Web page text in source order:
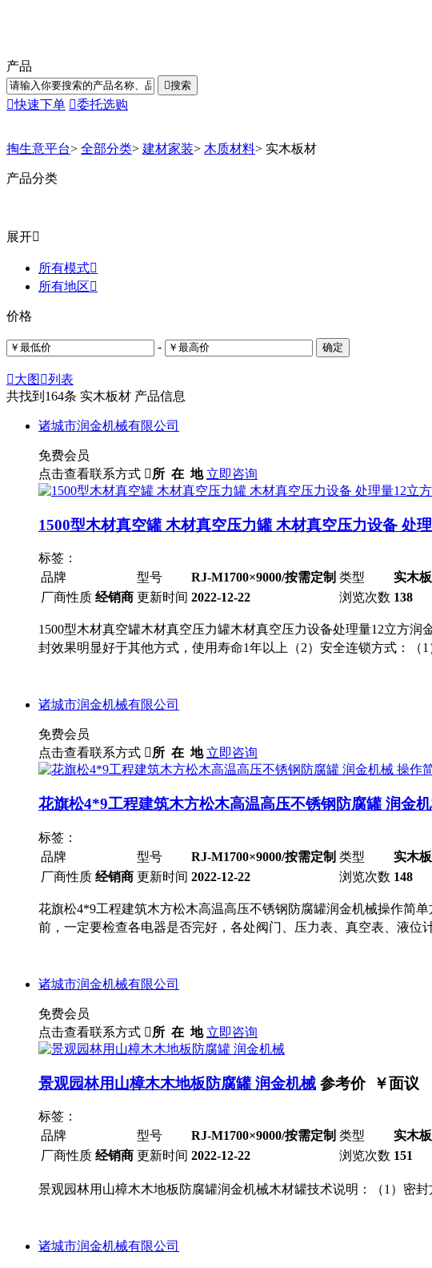
产品
搜索
快速下单 委托选购
掏生意平台> 全部分类> 建材家装> 木质材料> 实木板材
产品分类
展开
所有模式
所有地区
价格
- 确定
大图 列表
共找到 164条 实木板材 产品信息
诸城市润金机械有限公司
免费会员
点击查看联系方式 所 在 地 立即咨询
1500型木材真空罐 木材真空压力罐 木材真空压力设备 处
标签：
品牌
型号 RJ-M1700×9000/按需定制 类型
实木
厂商性质 经销商 更新时间 2022-12-22 浏览次数 138
1500型木材真空罐木材真空压力罐木材真空压力设备处理量12立方
封效果明显好于其他方式，使用寿命1年以上（2）安全连锁方式：
诸城市润金机械有限公司
免费会员
点击查看联系方式 所 在 地 立即咨询
花旗松4*9工程建筑木方松木高温高压不锈钢防腐罐 润金
标签：
品牌
型号 RJ-M1700×9000/按需定制 类型
实木
厂商性质 经销商 更新时间 2022-12-22 浏览次数 148
花旗松4*9工程建筑木方松木高温高压不锈钢防腐罐润金机械操作简
前，一定要检查各电器是否完好，各处阀门、压力表、真空表、液位
诸城市润金机械有限公司
免费会员
点击查看联系方式 所 在 地 立即咨询
景观园林用山樟木木地板防腐罐 润金机械 参考价 ￥面议
标签：
品牌
型号 RJ-M1700×9000/按需定制 类型
实木
厂商性质 经销商 更新时间 2022-12-22 浏览次数 151
景观园林用山樟木木地板防腐罐润金机械木材罐技术说明：（1）密
诸城市润金机械有限公司